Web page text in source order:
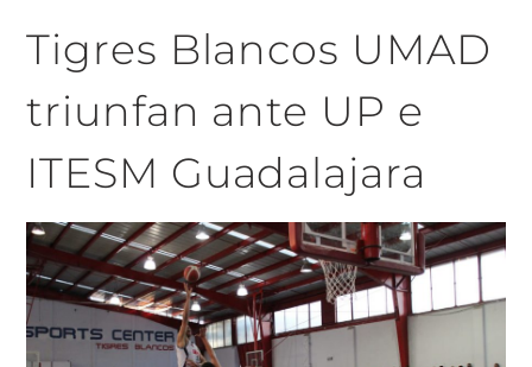
Tigres Blancos UMAD
triunfan ante UP e
ITESM Guadalajara